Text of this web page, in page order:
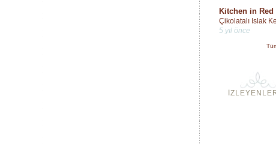
Kitchen in Red
Çikolatalı Islak
5 yıl önce